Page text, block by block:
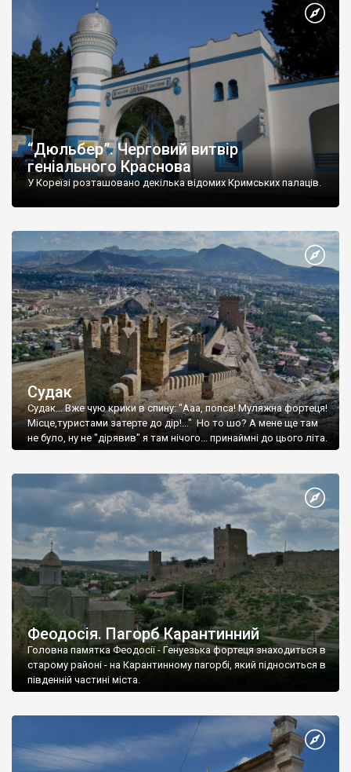
“Дюльбер”. Черговий витвір
геніального Краснова
У Кореїзі розташовано декілька відомих Кримських палаців.
Судак
Судак... Вже чую крики в спину: "Ааа, попса! Муляжна фортеця!
Місце,туристами затерте до дір!..." Но то шо? А мене ще там
не було, ну не "дірявив" я там нічого... принаймні до цього літа.
Феодосія. Пагорб Карантинний
Головна памятка Феодосії - Генуезька фортеця знаходиться в
старому районі - на Карантинному пагорбі, який підноситься в
південній частині міста.